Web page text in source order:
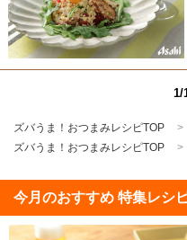
1/
ズバうま！おつまみレシピTOP
ズバうま！おつまみレシピTOP
今月のおすすめ 特集レシ